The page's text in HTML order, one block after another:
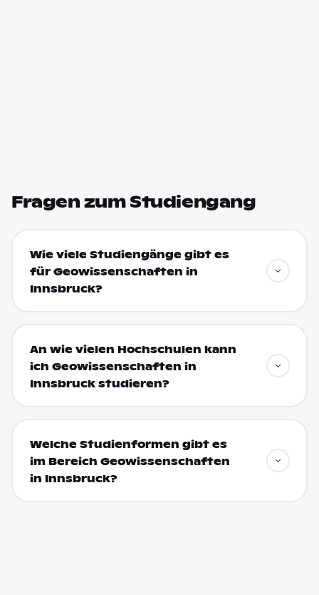
Fragen zum Studiengang
Wie viele Studiengänge gibt es
für Geowissenschaften in
Innsbruck?
An wie vielen Hochschulen kann
ich Geowissenschaften in
Innsbruck studieren?
Welche Studienformen gibt es
im Bereich Geowissenschaften
in Innsbruck?